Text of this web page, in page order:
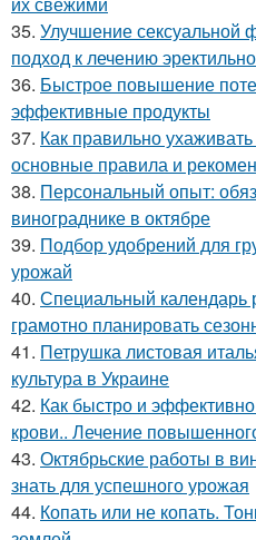
35. Улучшение сексуальной
подход к лечению
36. Быстрое повышение
эффективные продукты
37. Как правильно
основные правила и
38. Персональный опыт:
винограднике в октябре
39. Подбор удобрений для
урожай
40. Специальный календарь
грамотно планировать
41. Петрушка листовая
культура в Украине
42. Как быстро и
крови.. Лечение
43. Октябрьские работы в
знать для успешного урожая
44. Копать или не копать.